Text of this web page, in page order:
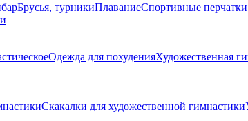
Брусья, турникиПлаваниеСпортивные
Одежда для похуденияХудожественная
Скакалки для художественной гимнастики